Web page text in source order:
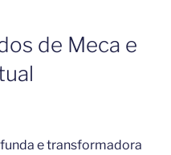
de Meca e
e transformadora